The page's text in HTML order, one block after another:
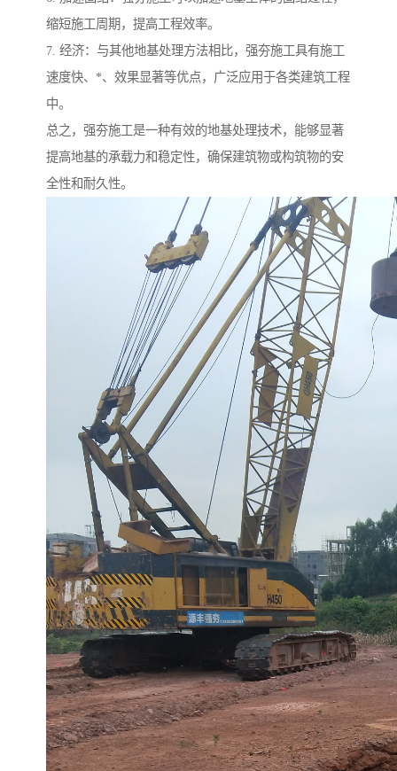
缩短施工周期，提高工程效率。
7. 经济：与其他地基处理方法相比，强夯施工具有施工
速度快、*、效果显著等优点，广泛应用于各类建筑工程
中。
总之，强夯施工是一种有效的地基处理技术，能够显著
提高地基的承载力和稳定性，确保建筑物或构筑物的安
全性和耐久性。